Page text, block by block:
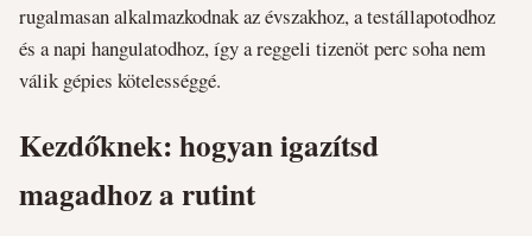
rugalmasan alkalmazkodnak az évszakhoz, a testállapotodhoz
és a napi hangulatodhoz, így a reggeli tizenöt perc soha nem
válik gépies kötelességgé.
Kezdőknek: hogyan igazítsd
magadhoz a rutint